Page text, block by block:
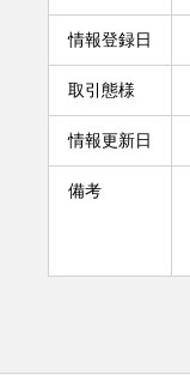
情報登録日
取引態様
情報更新日
備考